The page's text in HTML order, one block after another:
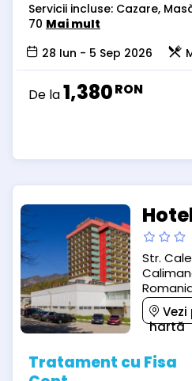
Servicii incluse: Cazare,
70 Mai mult
28 Iun - 5 Sep 2026
De la1,380RON
Str.
Vezi
hartă
Tratament cu Fisa